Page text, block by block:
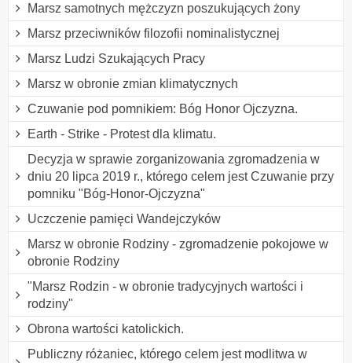
Marsz samotnych mężczyzn poszukujących żony
Marsz przeciwników filozofii nominalistycznej
Marsz Ludzi Szukających Pracy
Marsz w obronie zmian klimatycznych
Czuwanie pod pomnikiem: Bóg Honor Ojczyzna.
Earth - Strike - Protest dla klimatu.
Decyzja w sprawie zorganizowania zgromadzenia w
dniu 20 lipca 2019 r., którego celem jest Czuwanie przy
pomniku "Bóg-Honor-Ojczyzna"
Uczczenie pamięci Wandejczyków
Marsz w obronie Rodziny - zgromadzenie pokojowe w
obronie Rodziny
"Marsz Rodzin - w obronie tradycyjnych wartości i
rodziny"
Obrona wartości katolickich.
Publiczny różaniec, którego celem jest modlitwa w